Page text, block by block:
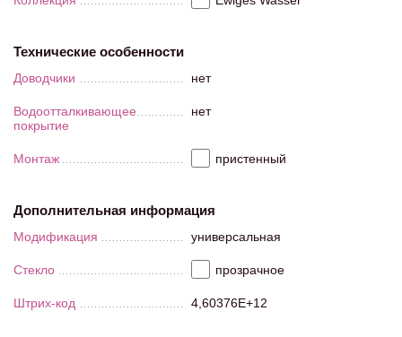
Технические особенности
Доводчики нет
Водоотталкивающее
покрытие
нет
Монтаж пристенный
Дополнительная информация
Модификация универсальная
Стекло прозрачное
Штрих-код 4,60376E+12